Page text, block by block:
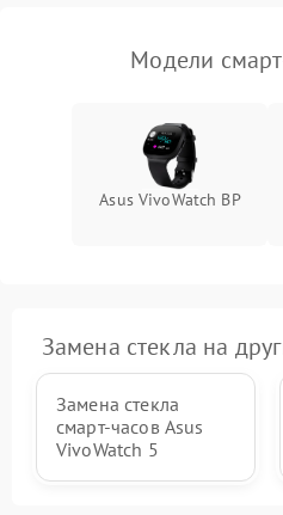
Модели
Asus VivoWatch BP
Замена стекла на
Замена стекла
смарт-часов Asus
VivoWatch 5